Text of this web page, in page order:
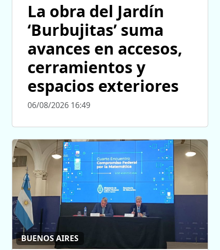
La obra del Jardín
‘Burbujitas’ suma
avances en accesos,
cerramientos y
espacios exteriores
06/08/2026 16:49
BUENOS AIRES